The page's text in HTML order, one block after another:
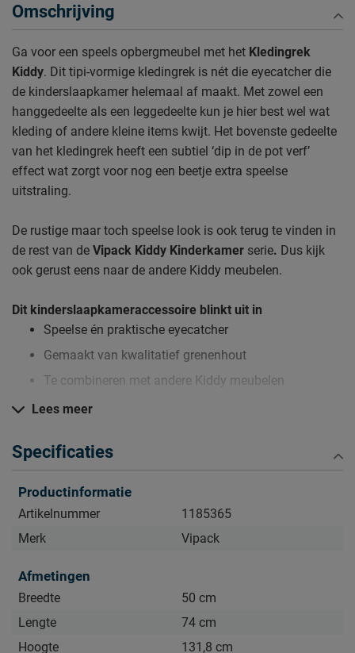
Omschrijving
Ga voor een speels opbergmeubel met het Kledingrek
Kiddy. Dit tipi-vormige kledingrek is nét die eyecatcher die
de kinderslaapkamer helemaal af maakt. Met zowel een
hanggedeelte als een leggedeelte kun je hier best wel wat
kleding of andere kleine items kwijt. Het bovenste gedeelte
van het kledingrek heeft een subtiel ‘dip in de pot verf’
effect wat zorgt voor nog een beetje extra speelse
uitstraling.
De rustige maar toch speelse look is ook terug te vinden in
de rest van de Vipack Kiddy Kinderkamer serie. Dus kijk
ook gerust eens naar de andere Kiddy meubelen.
Dit kinderslaapkameraccessoire blinkt uit in
Speelse én praktische eyecatcher
Gemaakt van kwalitatief grenenhout
Te combineren met andere Kiddy meubelen
Je nieuwe kinderslaapkameraccessoire wil je natuurlijk zo
lang mogelijk mooi én schoon houden. Alle
schoonmaakinstructies, evenals de garantie op het
accessoire, kun je terug vinden bij het kopje ‘Goed om te
weten’.
Lees meer
Specificaties
Productinformatie
Artikelnummer
1185365
Merk
Vipack
Afmetingen
Breedte
50 cm
Lengte
74 cm
Hoogte
131,8 cm